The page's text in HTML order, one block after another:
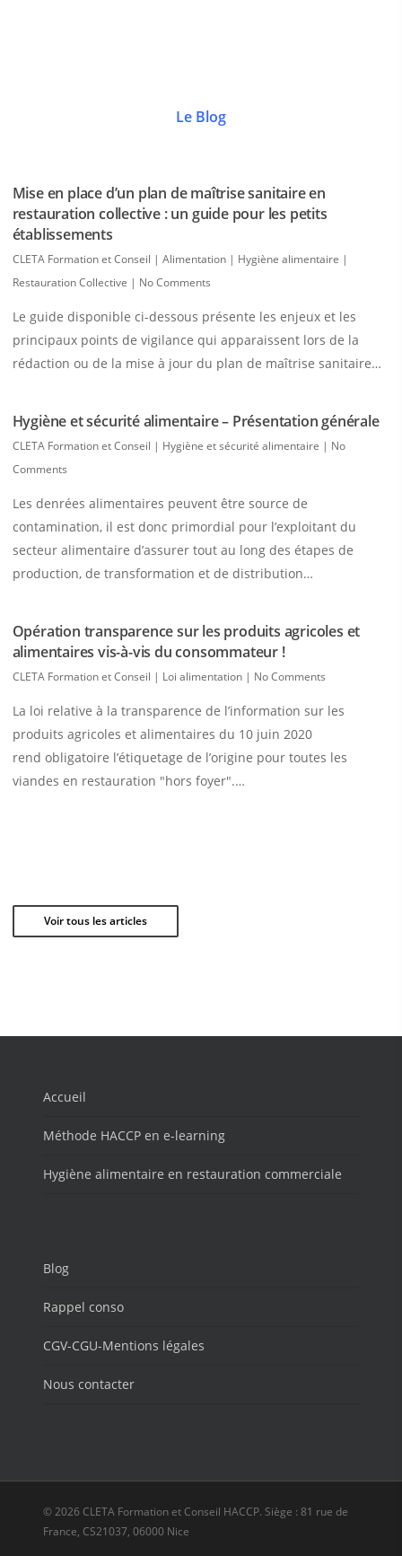
Le Blog
Mise en place d’un plan de maîtrise sanitaire en
restauration collective : un guide pour les petits
établissements
CLETA Formation et Conseil | Alimentation | Hygiène alimentaire |
Restauration Collective | No Comments
Le guide disponible ci-dessous présente les enjeux et les
principaux points de vigilance qui apparaissent lors de la
rédaction ou de la mise à jour du plan de maîtrise sanitaire…
Hygiène et sécurité alimentaire – Présentation générale
CLETA Formation et Conseil | Hygiène et sécurité alimentaire | No
Comments
Les denrées alimentaires peuvent être source de
contamination, il est donc primordial pour l’exploitant du
secteur alimentaire d’assurer tout au long des étapes de
production, de transformation et de distribution…
Opération transparence sur les produits agricoles et
alimentaires vis-à-vis du consommateur !
CLETA Formation et Conseil | Loi alimentation | No Comments
La loi relative à la transparence de l’information sur les
produits agricoles et alimentaires du 10 juin 2020
rend obligatoire l’étiquetage de l’origine pour toutes les
viandes en restauration "hors foyer".…
Voir tous les articles
Accueil
Méthode HACCP en e-learning
Hygiène alimentaire en restauration commerciale
Blog
Rappel conso
CGV-CGU-Mentions légales
Nous contacter
© 2026 CLETA Formation et Conseil HACCP. Siège : 81 rue de
France, CS21037, 06000 Nice